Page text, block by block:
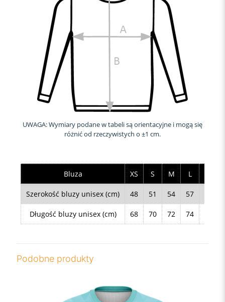
UWAGA: Wymiary podane w tabeli są orientacyjne i mogą się
różnić od rzeczywistych o ±1 cm.
Bluza XS S M L
Szerokość bluzy unisex (cm) 48 51 54 57
Długość bluzy unisex (cm) 68 70 72 74
Podobne produkty